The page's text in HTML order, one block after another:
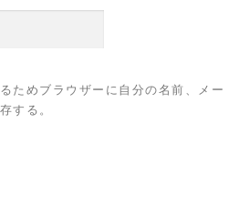
ためブラウザーに自分の名前、メー
する。